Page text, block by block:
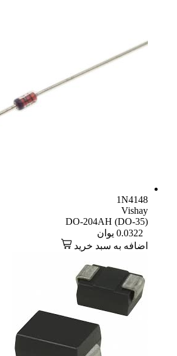
1N4148
Vishay
DO-204AH (DO-35)
0.0322 یوان
اضافه به سبد خرید